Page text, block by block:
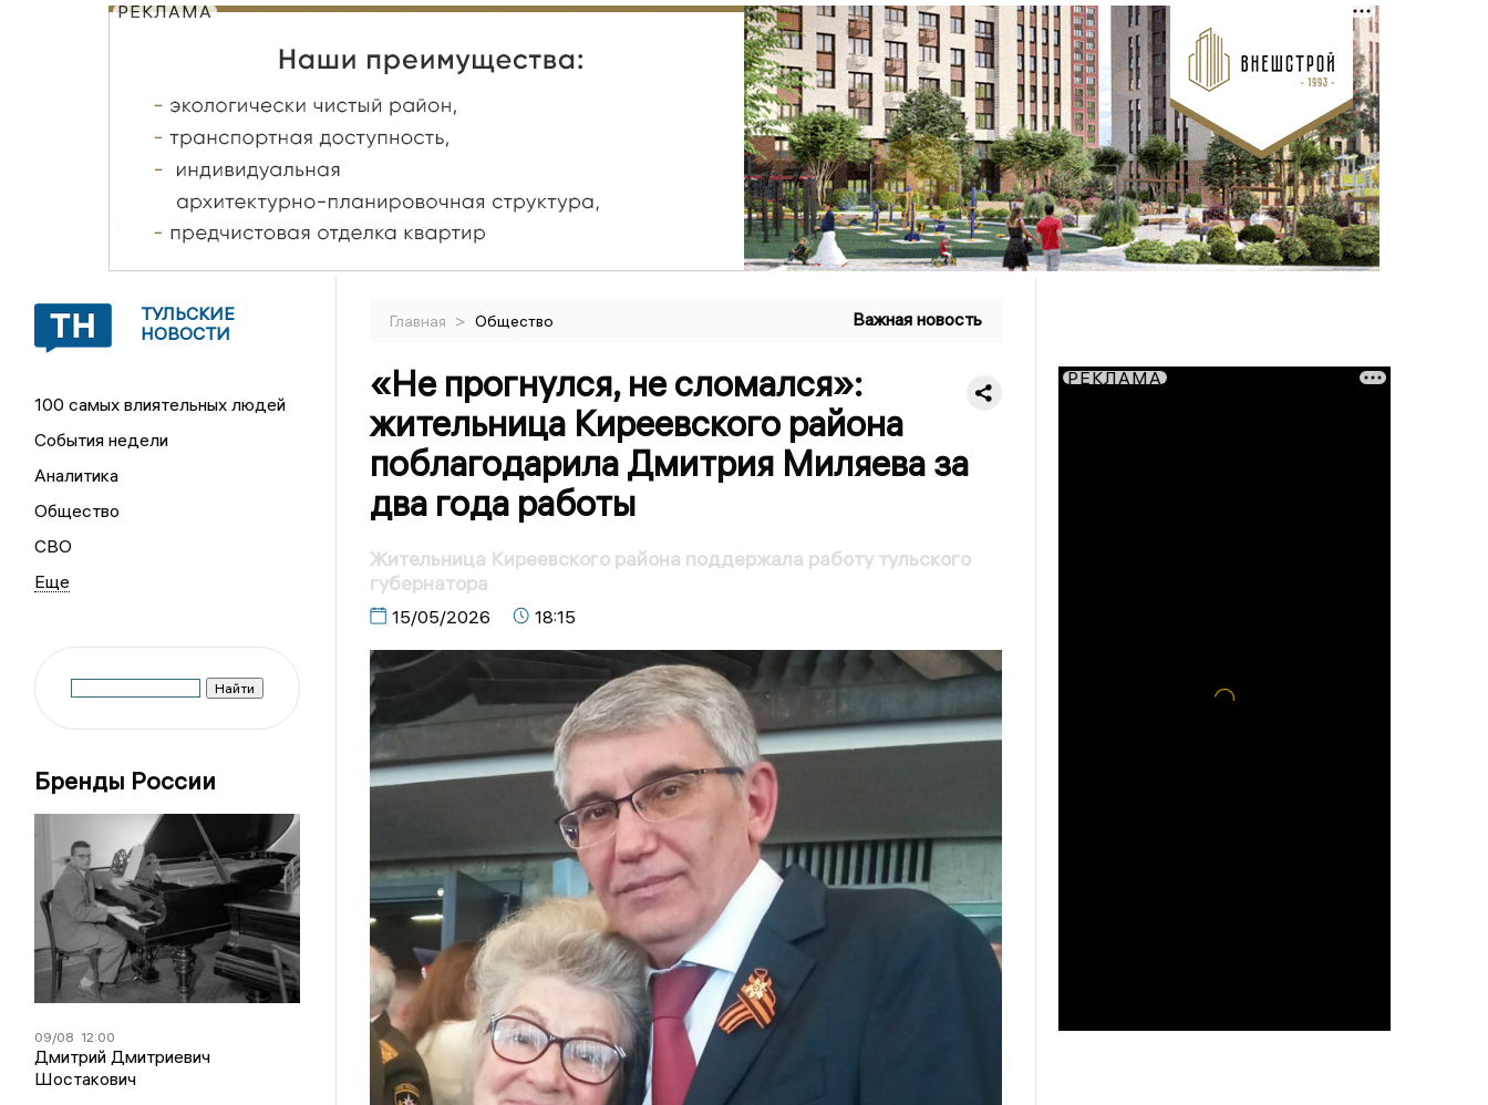
РЕКЛАМА
ТУЛЬСКИЕ
НОВОСТИ
100 самых влиятельных людей
События недели
Аналитика
Общество
СВО
Бренды России
09/08 12:00
Дмитрий Дмитриевич
Шостакович
Главная > Общество Важная новость
«Не прогнулся, не сломался»:
жительница Киреевского района
поблагодарила Дмитрия Миляева за
два года работы
Жительница Киреевского района поддержала работу тульского
губернатора
15/05/2026 18:15
РЕКЛАМА